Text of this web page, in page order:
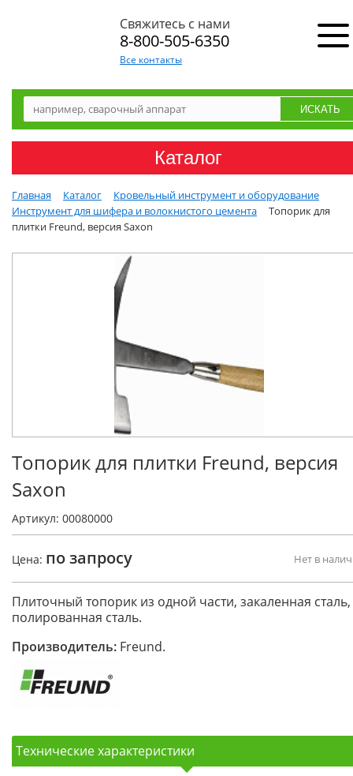
Свяжитесь с нами
8-800-505-6350
Все контакты
Каталог
Главная Каталог
Кровельный инструмент и оборудование
Инструмент для шифера и волокнистого цемента
Топорик для
плитки Freund, версия Saxon
Топорик для плитки Freund, версия
Saxon
Артикул: 00080000
Цена: по запросу Нет в
Плиточный топорик из одной части, закаленная сталь,
полированная сталь.
Производитель: Freund.
Технические характеристики